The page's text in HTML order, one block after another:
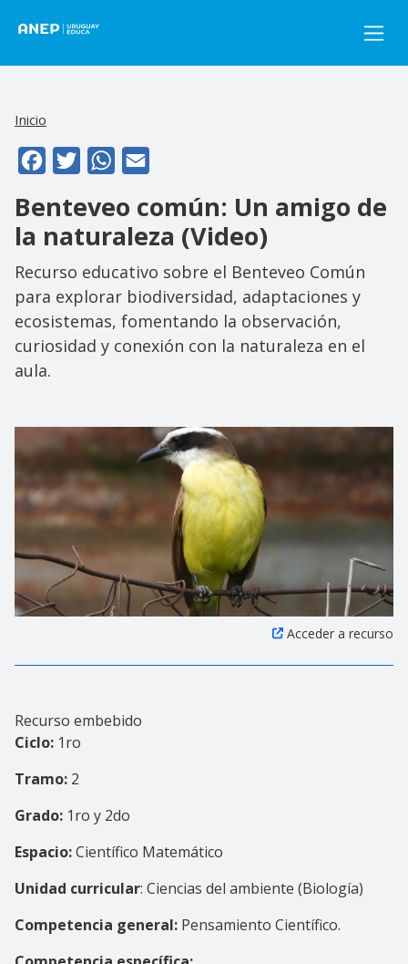
Inicio
FacebookTwitterWhatsApp
Benteveo común: Un amigo de
la naturaleza (Video)
Recurso educativo sobre el Benteveo Común
para explorar biodiversidad, adaptaciones y
ecosistemas, fomentando la observación,
curiosidad y conexión con la naturaleza en el
aula.
Acceder a recurso
Recurso embebido
Ciclo: 1ro
Tramo: 2
Grado: 1ro y 2do
Espacio:Científico Matemático
Unidad curricular: Ciencias del ambiente (Biología)
Competencia general: Pensamiento Científico.